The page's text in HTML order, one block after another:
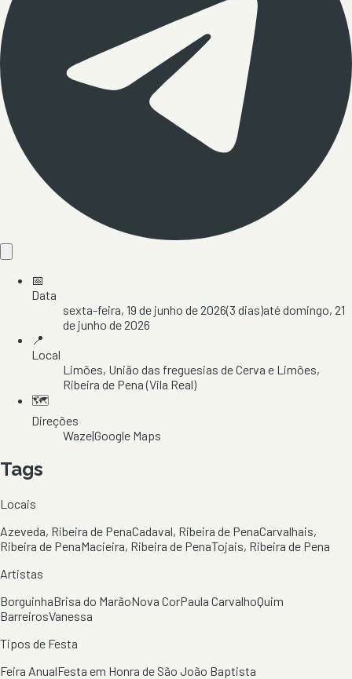
📅
Data
sexta-feira, 19 de junho de 2026(3 dias)atédomingo, 21
de junho de 2026
📍
Local
Limões, União das freguesias de Cerva e Limões,
Ribeira de Pena(Vila Real)
🗺️
Direções
Waze|Google Maps
Tags
Locais
Azeveda, Ribeira de PenaCadaval, Ribeira de PenaCarvalhais,
Ribeira de PenaMacieira, Ribeira de PenaTojais, Ribeira de Pena
Artistas
BorguinhaBrisa do MarãoNova CorPaula CarvalhoQuim
BarreirosVanessa
Tipos de Festa
Feira AnualFesta em Honra de São João Baptista